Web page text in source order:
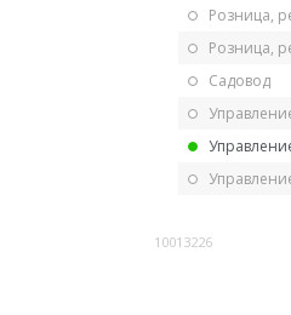
Розница,
Розница,
Садовод
10013226